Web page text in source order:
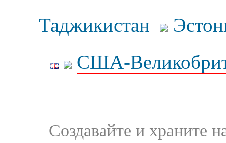
Таджикистан
США-
Создавайте и храните